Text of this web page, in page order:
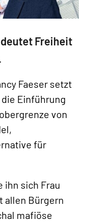
Freiheit
Faeser setzt
Einführung
von
für
ihn sich Frau
allen Bürgern
mafiöse